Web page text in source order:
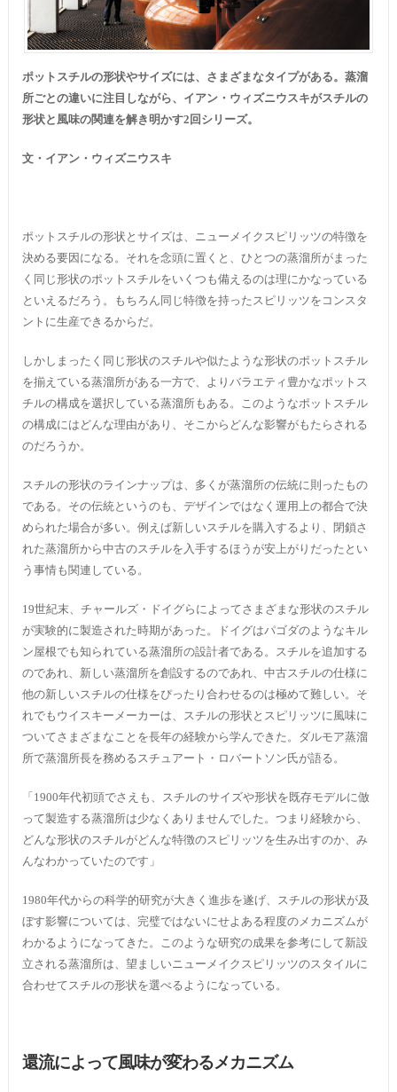
ポットスチルの形状やサイズには、さまざまなタイプがある。蒸溜
所ごとの違いに注目しながら、イアン・ウィズニウスキがスチルの
形状と風味の関連を解き明かす2回シリーズ。
文・イアン・ウィズニウスキ
ポットスチルの形状とサイズは、ニューメイクスピリッツの特徴を
決める要因になる。それを念頭に置くと、ひとつの蒸溜所がまった
く同じ形状のポットスチルをいくつも備えるのは理にかなっている
といえるだろう。もちろん同じ特徴を持ったスピリッツをコンスタ
ントに生産できるからだ。
しかしまったく同じ形状のスチルや似たような形状のポットスチル
を揃えている蒸溜所がある一方で、よりバラエティ豊かなポットス
チルの構成を選択している蒸溜所もある。このようなポットスチル
の構成にはどんな理由があり、そこからどんな影響がもたらされる
のだろうか。
スチルの形状のラインナップは、多くが蒸溜所の伝統に則ったもの
である。その伝統というのも、デザインではなく運用上の都合で決
められた場合が多い。例えば新しいスチルを購入するより、閉鎖さ
れた蒸溜所から中古のスチルを入手するほうが安上がりだったとい
う事情も関連している。
19世紀末、チャールズ・ドイグらによってさまざまな形状のスチル
が実験的に製造された時期があった。ドイグはパゴダのようなキル
ン屋根でも知られている蒸溜所の設計者である。スチルを追加する
のであれ、新しい蒸溜所を創設するのであれ、中古スチルの仕様に
他の新しいスチルの仕様をぴったり合わせるのは極めて難しい。そ
れでもウイスキーメーカーは、スチルの形状とスピリッツに風味に
ついてさまざまなことを長年の経験から学んできた。ダルモア蒸溜
所で蒸溜所長を務めるスチュアート・ロバートソン氏が語る。
「1900年代初頭でさえも、スチルのサイズや形状を既存モデルに倣
って製造する蒸溜所は少なくありませんでした。つまり経験から、
どんな形状のスチルがどんな特徴のスピリッツを生み出すのか、み
んなわかっていたのです」
1980年代からの科学的研究が大きく進歩を遂げ、スチルの形状が及
ぼす影響については、完璧ではないにせよある程度のメカニズムが
わかるようになってきた。このような研究の成果を参考にして新設
立される蒸溜所は、望ましいニューメイクスピリッツのスタイルに
合わせてスチルの形状を選べるようになっている。
還流によって風味が変わるメカニズム